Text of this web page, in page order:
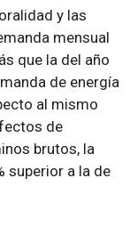
y las
mensual
que la del año
de energía
al mismo
de
brutos, la
superior a la de